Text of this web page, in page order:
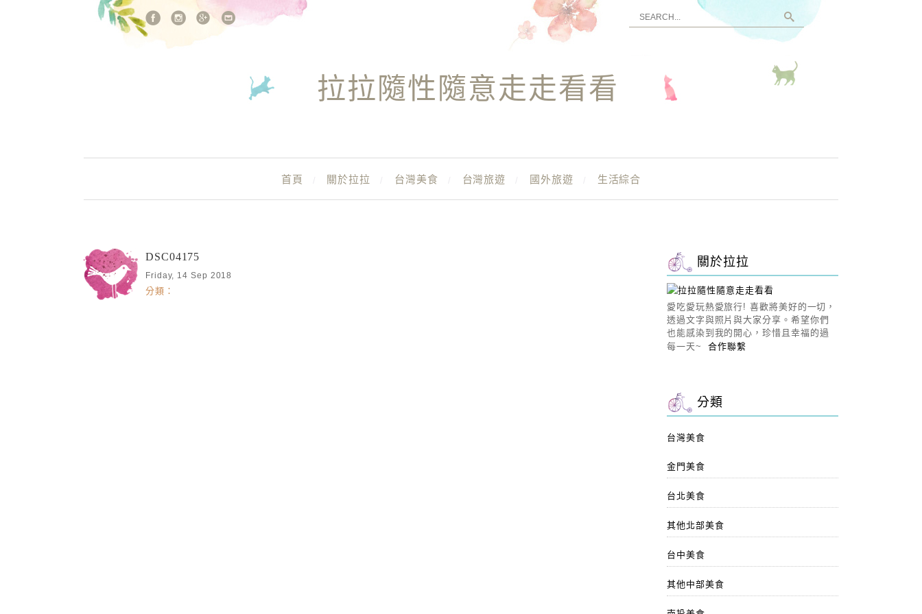
站內搜尋
拉拉隨性隨意走走看看
首頁 關於拉拉 台灣美食 台灣旅遊 國外旅遊 生活綜合
DSC04175
Friday, 14 Sep 2018
分類：
關於拉拉
愛吃愛玩熱愛旅行! 喜歡將美好的一切，
透過文字與照片與大家分享。希望你們
也能感染到我的開心，珍惜且幸福的過
每一天~合作聯繫
分類
台灣美食
金門美食
台北美食
其他北部美食
台中美食
其他中部美食